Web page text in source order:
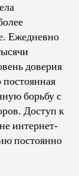
Ежедневно
доверия
борьбу с
Доступ к
интернет-
постоянно